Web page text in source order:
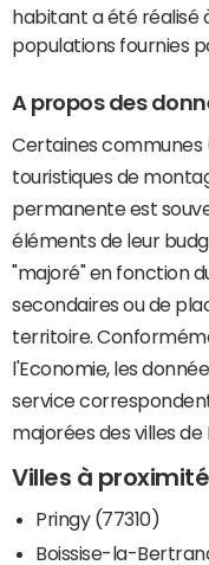
habitant a été réalisé
populations fournies
A propos des
Certaines
touristiques de
permanente est
éléments de leur
"majoré" en fonction
secondaires ou de
territoire.
l'Economie, les
service
majorées des villes de
Villes à
Pringy (77310)
Boissise-la-